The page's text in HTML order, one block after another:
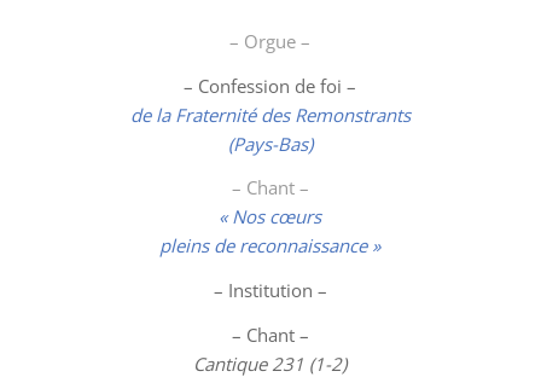
– Orgue –
– Confession de foi –
de la Fraternité des Remonstrants
(Pays-Bas)
– Chant –
« Nos cœurs
pleins de reconnaissance »
– Institution –
– Chant –
Cantique 231 (1-2)